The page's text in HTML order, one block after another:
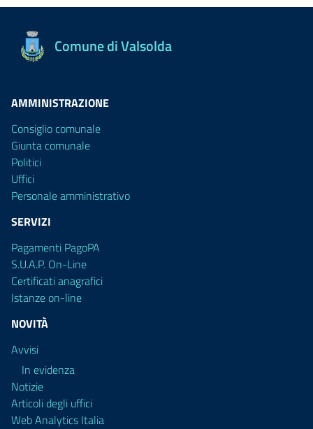
Comune di Valsolda
AMMINISTRAZIONE
Consiglio comunale
Giunta comunale
Politici
Uffici
Personale amministrativo
SERVIZI
Pagamenti PagoPA
S.U.A.P. On-Line
Certificati anagrafici
Istanze on-line
NOVITÀ
Avvisi
In evidenza
Notizie
Articoli degli uffici
Web Analytics Italia